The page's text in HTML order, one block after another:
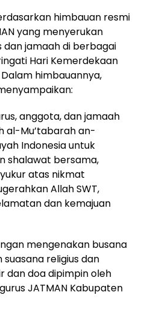
himbauan resmi
yang menyerukan
dan jamaah di berbagai
Hari Kemerdekaan
himbauannya,
anggota, dan jamaah
al-Mu’tabarah an-
Indonesia untuk
shalawat bersama,
atas nikmat
Allah SWT,
dan kemajuan
mengenakan busana
religius dan
dan doa dipimpin oleh
JATMAN Kabupaten